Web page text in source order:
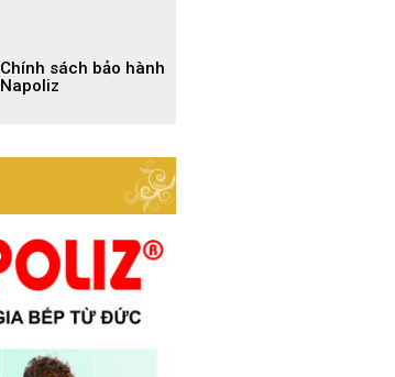
Chính sách bảo hành
Napoliz